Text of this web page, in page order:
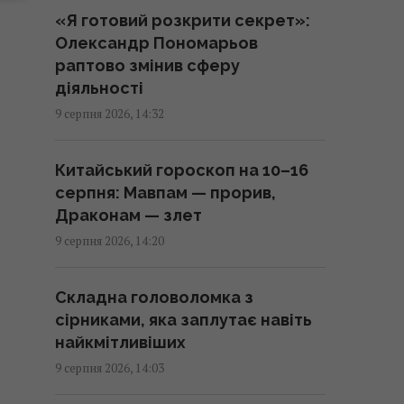
Три яблука сховалися серед
птахів: на їх пошуки дають лише
11 секунд
14:16 неділя, 09 серпня 2026
Випросила рецепт кабачків по-
корейськи у продавця на ринку:
готую їх просто так і на зиму
14:05 неділя, 09 серпня 2026
Одеса вночі пережила
наймасштабніший удар за весь
час повномасштабної війни, –
Коваленко
«Я готовий розкрити секрет»:
Олександр Пономарьов
раптово змінив сферу
діяльності
9 серпня 2026, 14:32
Китайський гороскоп на 10–16
серпня: Мавпам — прорив,
Драконам — злет
9 серпня 2026, 14:20
Складна головоломка з
сірниками, яка заплутає навіть
найкмітливіших
9 серпня 2026, 14:03